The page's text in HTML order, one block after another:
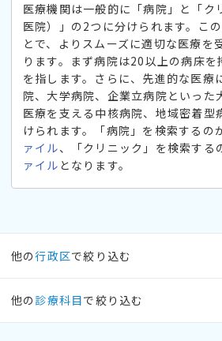
医療機関は一般的に「病院」と「ク
医院）」の2つに分けられます。こ
とで、よりスムーズに適切な医療を
ります。まず病院は20以上の病床を
を指します。さらに、先進的な医療
院、大学病院、企業立病院といった
医療を支える中核病院、地域密着型
けられます。「病院」を検索するの
ァイル、「クリニック」を検索する
ァイル となります。
他の行政区で絞り込む
他の 診療科目で絞り込む